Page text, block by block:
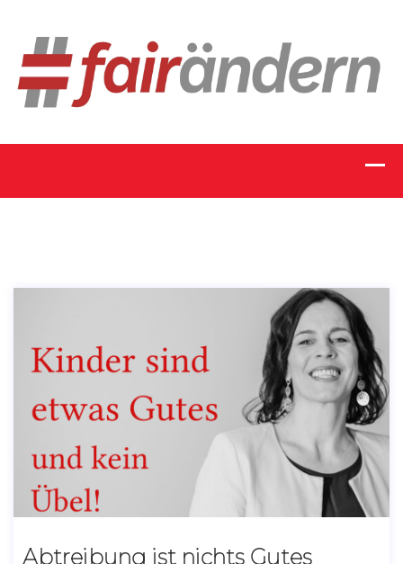
Abtreibung ist nichts Gutes